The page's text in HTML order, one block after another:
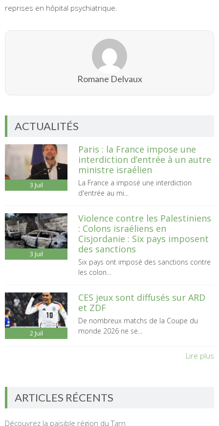
reprises en hôpital psychiatrique.
Romane Delvaux
ACTUALITÉS
3 Juil
Paris : la France impose une
interdiction d’entrée à un autre
ministre israélien
La France a imposé une interdiction
d'entrée au mi...
3 Juil
Violence contre les Palestiniens
: Colons israéliens en
Cisjordanie : Six pays imposent
des sanctions
Six pays ont imposé des sanctions contre
les colon...
2 Juil
CES jeux sont diffusés sur ARD
et ZDF
De nombreux matchs de la Coupe du
monde 2026 ne se...
Lire plus
ARTICLES RÉCENTS
Découvrez la paisible région du Tarn